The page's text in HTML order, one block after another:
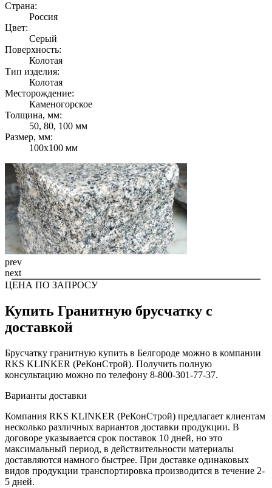
Страна:
Россия
Цвет:
Серый
Поверхность:
Колотая
Тип изделия:
Колотая
Месторождение:
Каменогорское
Толщина, мм:
50, 80, 100 мм
Размер, мм:
100х100 мм
prev
next
ЦЕНА ПО ЗАПРОСУ
Купить Гранитную брусчатку c
доставкой
Брусчатку гранитную купить в Белгороде можно в компании
RKS KLINKER (РеКонСтрой). Получить полную
консультацию можно по телефону 8-800-301-77-37.
Варианты доставки
Компания RKS KLINKER (РеКонСтрой) предлагает клиентам
несколько различных вариантов доставки продукции. В
договоре указывается срок поставок 10 дней, но это
максимальный период, в действительности материалы
доставляются намного быстрее. При доставке одинаковых
видов продукции транспортировка производится в течение 2-
5 дней.